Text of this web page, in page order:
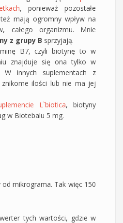
, ponieważ pozostałe
mają ogromny wpływ na
całego organizmu. Mnie
z grupy B sprzyjają.
B7, czyli biotynę to w
znajduje się ona tylko w
W innych suplementach z
ilości lub nie ma jej
L`biotica, biotyny
w Biotebalu 5 mg.
mikrograma. Tak więc 150
tych wartości, gdzie w